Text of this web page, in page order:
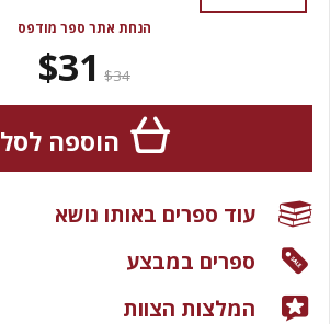
הנחת אתר ספר מודפס
$34
$31
הוספה לסל
עוד ספרים באותו נושא
ספרים במבצע
המלצות הצוות